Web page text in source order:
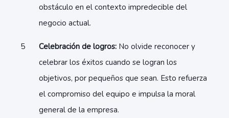
obstáculo en el contexto impredecible del
negocio actual.
Celebración de logros: No olvide reconocer y
celebrar los éxitos cuando se logran los
objetivos, por pequeños que sean. Esto refuerza
el compromiso del equipo e impulsa la moral
general de la empresa.